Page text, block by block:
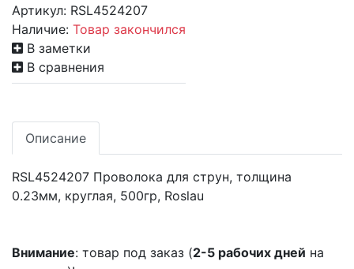
Артикул: RSL4524207
Наличие: Товар закончился
В заметки
В сравнения
Описание
RSL4524207 Проволока для струн, толщина
0.23мм, круглая, 500гр, Roslau
Внимание: товар под заказ (2-5 рабочих дней на